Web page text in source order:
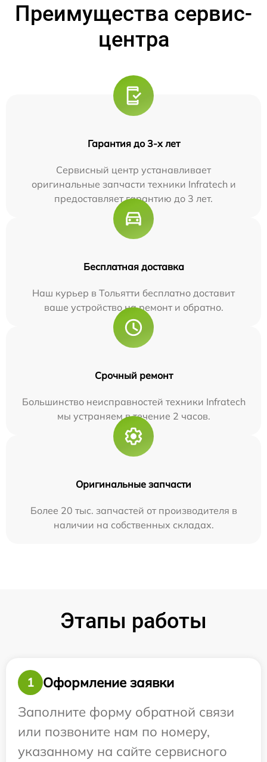
Преимущества сервис-
центра
Гарантия до 3-х лет
Сервисный центр устанавливает
оригинальные запчасти техники Infratech и
предоставляет гарантию до 3 лет.
Бесплатная доставка
Наш курьер в Тольятти бесплатно доставит
ваше устройство на ремонт и обратно.
Срочный ремонт
Большинство неисправностей техники Infratech
мы устраняем в течение 2 часов.
Оригинальные запчасти
Более 20 тыс. запчастей от производителя в
наличии на собственных складах.
Этапы работы
1
Оформление заявки
Заполните форму обратной связи
или позвоните нам по номеру,
указанному на сайте сервисного